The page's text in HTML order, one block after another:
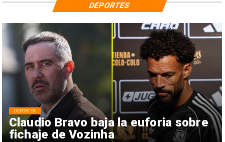
Claudio Bravo baja la euforia sobre
fichaje de Vozinha
DEPORTES
DEPORTES